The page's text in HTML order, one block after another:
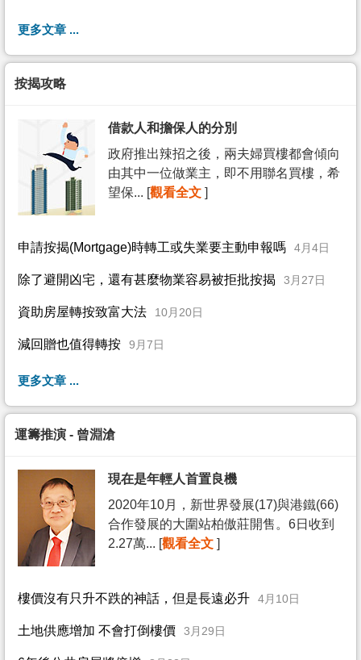
更多文章 ...
按揭攻略
借款人和擔保人的分別
政府推出辣招之後，兩夫婦買樓都會傾向
由其中一位做業主，即不用聯名買樓，希
望保... [觀看全文 ]
申請按揭(Mortgage)時轉工或失業要主動申報嗎 4月4日
除了避開凶宅，還有甚麼物業容易被拒批按揭 3月27日
資助房屋轉按致富大法 10月20日
減回贈也值得轉按 9月7日
更多文章 ...
運籌推演 - 曾淵滄
現在是年輕人首置良機
2020年10月，新世界發展(17)與港鐵(66)
合作發展的大圍站柏傲莊開售。6日收到
2.27萬... [觀看全文 ]
樓價沒有只升不跌的神話，但是長遠必升 4月10日
土地供應增加 不會打倒樓價 3月29日